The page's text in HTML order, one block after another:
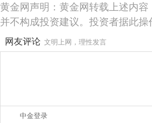
黄金网声明：黄金网转载上述内
并不构成投资建议。投资者据此操
网友评论 文明上网，理性发言
中金登录